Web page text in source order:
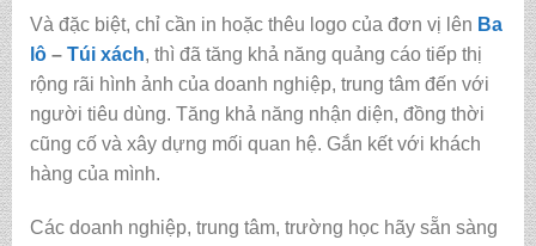
Và đặc biệt, chỉ cần in hoặc thêu logo của đơn vị lên Ba
lô– Túi xách, thì đã tăng khả năng quảng cáo tiếp thị
rộng rãi hình ảnh của doanh nghiệp, trung tâm đến với
người tiêu dùng. Tăng khả năng nhận diện, đồng thời
cũng cố và xây dựng mối quan hệ. Gắn kết với khách
hàng của mình.
Các doanh nghiệp, trung tâm, trường học hãy sẵn sàng